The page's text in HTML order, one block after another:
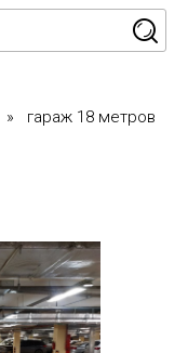
» гараж 18 метров